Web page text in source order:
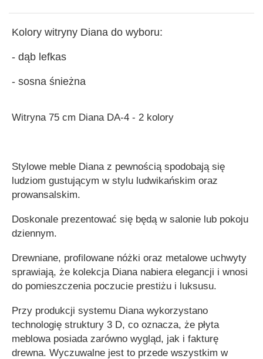
Kolory witryny Diana do wyboru:
- dąb lefkas
- sosna śnieżna
Witryna 75 cm Diana DA-4 - 2 kolory
Stylowe meble Diana z pewnością spodobają się
ludziom gustującym w stylu ludwikańskim oraz
prowansalskim.
Doskonale prezentować się będą w salonie lub pokoju
dziennym.
Drewniane, profilowane nóżki oraz metalowe uchwyty
sprawiają, że kolekcja Diana nabiera elegancji i wnosi
do pomieszczenia poczucie prestiżu i luksusu.
Przy produkcji systemu Diana wykorzystano
technologię struktury 3 D, co oznacza, że płyta
meblowa posiada zarówno wygląd, jak i fakturę
drewna. Wyczuwalne jest to przede wszystkim w